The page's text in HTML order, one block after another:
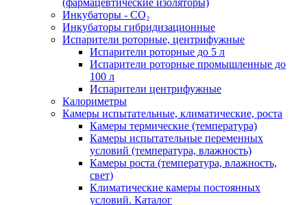
(фармацевтические изоляторы)
Инкубаторы - CO₂
Инкубаторы гибридизационные
Испарители роторные, центрифужные
Испарители роторные до 5 л
Испарители роторные промышленные до
100 л
Испарители центрифужные
Калориметры
Камеры испытательные, климатические, роста
Камеры термические (температура)
Камеры испытательные переменных
условий (температура, влажность)
Камеры роста (температура, влажность,
свет)
Климатические камеры постоянных
условий. Каталог